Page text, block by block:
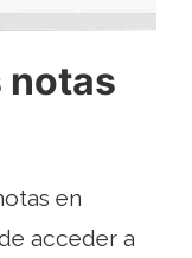
notas
en
acceder a